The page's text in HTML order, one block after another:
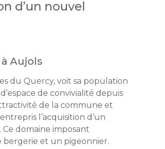
d’un nouvel
Aujols
du Quercy, voit sa population
de convivialité depuis
de la commune et
l’acquisition d’un
domaine imposant
bergerie et un pigeonnier.